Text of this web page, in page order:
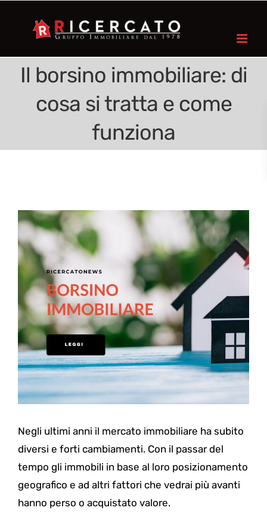
Il borsino immobiliare: di
cosa si tratta e come
funziona
Negli ultimi anni il mercato immobiliare ha subito
diversi e forti cambiamenti. Con il passar del
tempo gli immobili in base al loro posizionamento
geografico e ad altri fattori che vedrai più avanti
hanno perso o acquistato valore.